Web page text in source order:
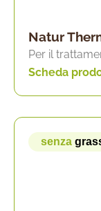
Natur
Per il
Scheda
senza